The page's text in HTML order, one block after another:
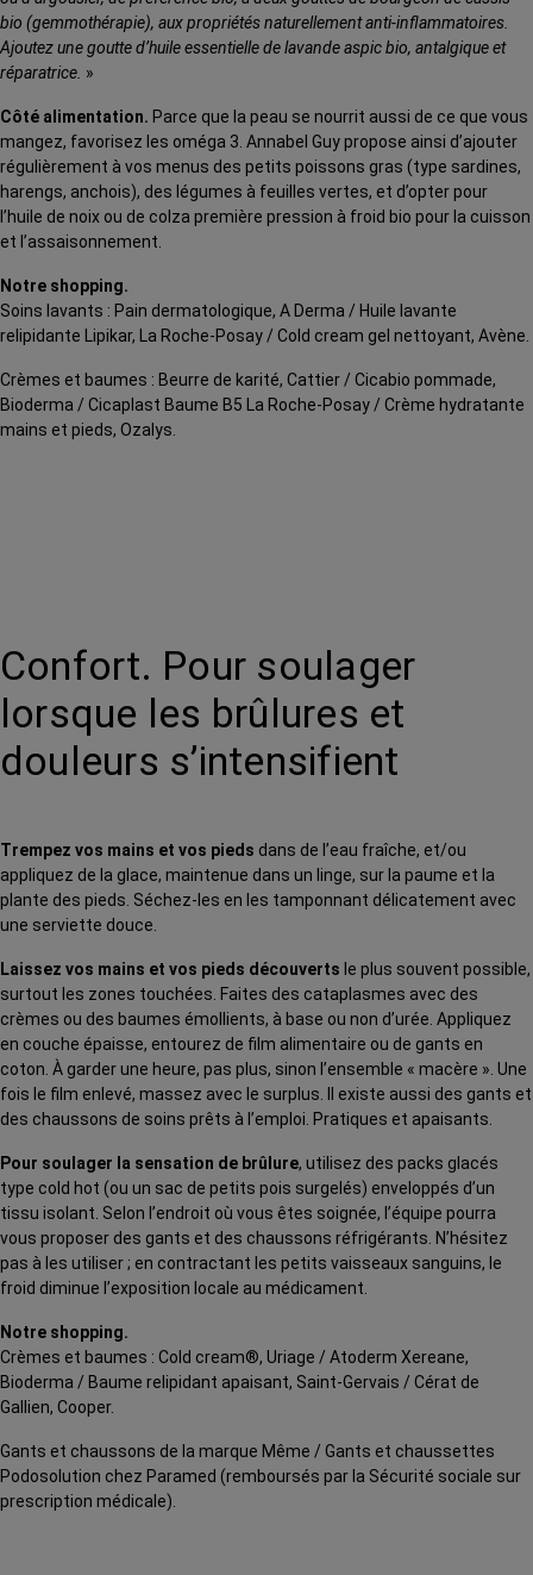
bio (gemmothérapie), aux propriétés naturellement anti-inflammatoires.
Ajoutez une goutte d’huile essentielle de lavande aspic bio, antalgique et
réparatrice. »
Côté alimentation. Parce que la peau se nourrit aussi de ce que vous
mangez, favorisez les oméga 3. Annabel Guy propose ainsi d’ajouter
régulièrement à vos menus des petits poissons gras (type sardines,
harengs, anchois), des légumes à feuilles vertes, et d’opter pour
l’huile de noix ou de colza première pression à froid bio pour la cuisson
et l’assaisonnement.
Notre shopping.
Soins lavants : Pain dermatologique, A Derma / Huile lavante
relipidante Lipikar, La Roche-Posay / Cold cream gel nettoyant, Avène.
Crèmes et baumes : Beurre de karité, Cattier / Cicabio pommade,
Bioderma / Cicaplast Baume B5 La Roche-Posay / Crème hydratante
mains et pieds, Ozalys.
Confort. Pour soulager
lorsque les brûlures et
douleurs s’intensifient
Trempez vos mains et vos pieds dans de l’eau fraîche, et/ou
appliquez de la glace, maintenue dans un linge, sur la paume et la
plante des pieds. Séchez-les en les tamponnant délicatement avec
une serviette douce.
Laissez vos mains et vos pieds découverts le plus souvent possible,
surtout les zones touchées. Faites des cataplasmes avec des
crèmes ou des baumes émollients, à base ou non d’urée. Appliquez
en couche épaisse, entourez de film alimentaire ou de gants en
coton. À garder une heure, pas plus, sinon l’ensemble « macère ». Une
fois le film enlevé, massez avec le surplus. Il existe aussi des gants et
des chaussons de soins prêts à l’emploi. Pratiques et apaisants.
Pour soulager la sensation de brûlure, utilisez des packs glacés
type cold hot (ou un sac de petits pois surgelés) enveloppés d’un
tissu isolant. Selon l’endroit où vous êtes soignée, l’équipe pourra
vous proposer des gants et des chaussons réfrigérants. N’hésitez
pas à les utiliser ; en contractant les petits vaisseaux sanguins, le
froid diminue l’exposition locale au médicament.
Notre shopping.
Crèmes et baumes : Cold cream®, Uriage / Atoderm Xereane,
Bioderma / Baume relipidant apaisant, Saint-Gervais / Cérat de
Gallien, Cooper.
Gants et chaussons de la marque Même / Gants et chaussettes
Podosolution chez Paramed (remboursés par la Sécurité sociale sur
prescription médicale).